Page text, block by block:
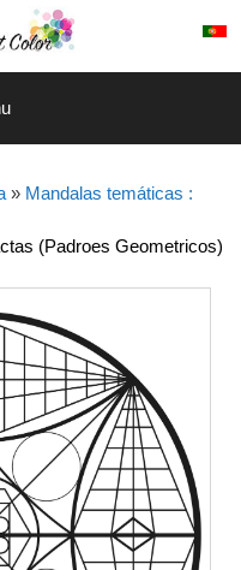
» Mandalas temáticas :
(Padroes Geometricos)